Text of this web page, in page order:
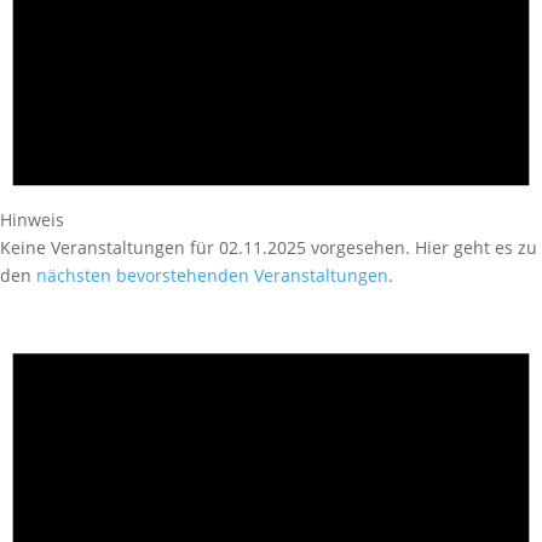
Hinweis
Keine Veranstaltungen für 02.11.2025 vorgesehen. Hier geht es zu
den nächsten bevorstehenden Veranstaltungen.